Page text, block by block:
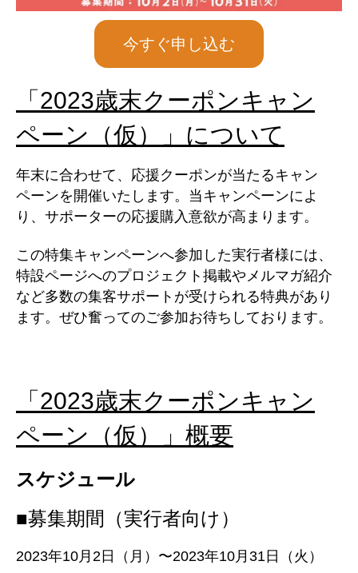
今すぐ申し込む
「2023歳末クーポンキャン
ペーン（仮）」について
年末に合わせて、応援クーポンが当たるキャン
ペーンを開催いたします。 当キャンペーンによ
り、サポーターの応援購入意欲が高まります。
この特集キャンペーンへ参加した実行者様には、
特設ページへのプロジェクト掲載やメルマガ紹介
など多数の集客サポートが受けられる特典があり
ます。ぜひ奮ってのご参加お待ちしております。
「 2023歳末クーポンキャン
ペーン（仮）
」概要
スケジュール
■募集期間（実行者向け）
2023年10月2日（月）〜2023年10月31日 （火）